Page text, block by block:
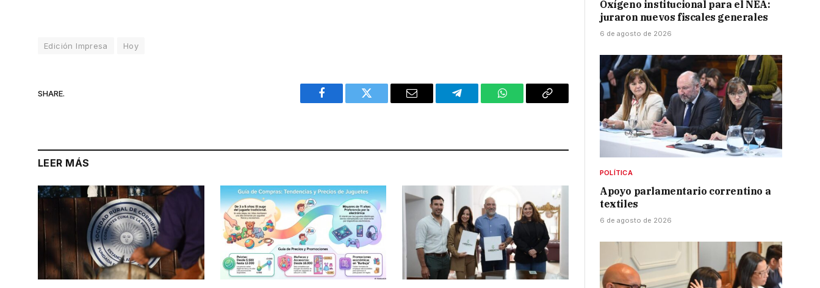
Edición Impresa Hoy
SHARE.
Facebook Twitter Email Telegram WhatsAppCopy
LEER MÁS
Oxígeno institucional para el NEA:
juraron nuevos fiscales generales
6 de agosto de 2026
POLÍTICA
Apoyo parlamentario correntino a
textiles
6 de agosto de 2026